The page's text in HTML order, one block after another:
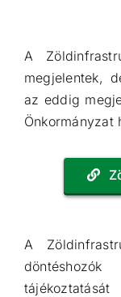
A
megjelentek,
az eddig
Önkormányzat
A